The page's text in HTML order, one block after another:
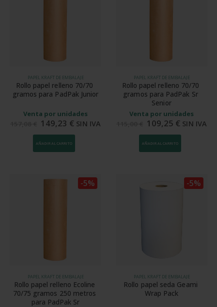
PAPEL KRAFT DE EMBALAJE
Rollo papel relleno 70/70
gramos para PadPak Junior
Venta por unidades
149,23 € SIN IVA
AÑADIR AL CARRITO
PAPEL KRAFT DE EMBALAJE
Rollo papel relleno 70/70
gramos para PadPak Sr
Senior
Venta por unidades
109,25 € SIN IVA
AÑADIR AL CARRITO
PAPEL KRAFT DE EMBALAJE
Rollo papel relleno Ecoline
70/75 gramos 250 metros
para PadPak Sr
-5%
PAPEL KRAFT DE EMBALAJE
Rollo papel seda Geami
Wrap Pack
-5%